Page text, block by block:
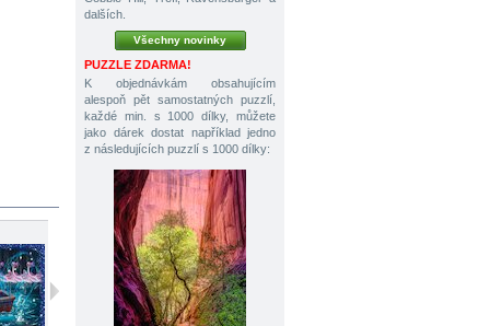
dalších.
Všechny novinky
PUZZLE ZDARMA!
K objednávkám obsahujícím
alespoň pět samostatných puzzlí,
každé min. s 1000 dílky, můžete
jako dárek dostat například jedno
z následujících puzzlí s 1000 dílky: